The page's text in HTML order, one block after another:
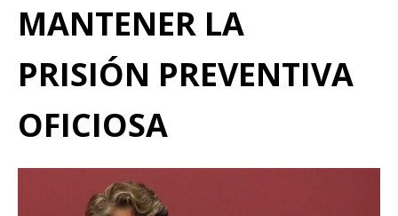
MANTENER LA
PRISIÓN PREVENTIVA
OFICIOSA